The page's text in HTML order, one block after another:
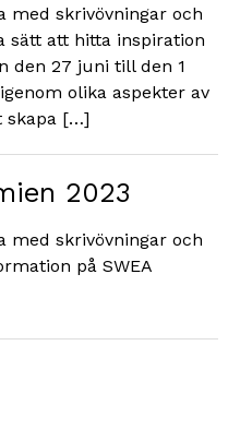
med skrivövningar och
sätt att hitta inspiration
den 27 juni till den 1
olika aspekter av
skapa […]
2023
med skrivövningar och
på SWEA